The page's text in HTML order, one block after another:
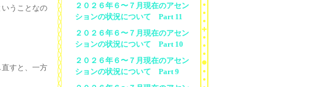
うことなの
すと、一方
２０２６年６〜７月現在のアセン
ションの状況について Part 11
２０２６年６〜７月現在のアセン
ションの状況について Part 10
２０２６年６〜７月現在のアセン
ションの状況について Part 9